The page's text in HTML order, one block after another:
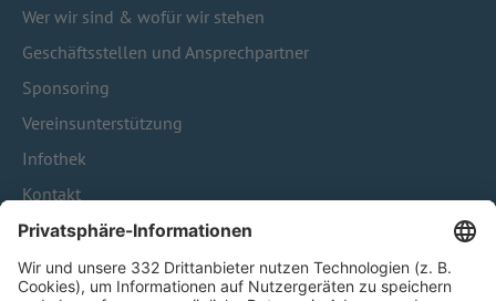
Wer wir sind & wofür wir stehen
Geschäftsstellen und Ansprechpartner
Sponsoring
Vereinsunterstützung
Infothek
Kontakt
HÄUFIG BESUCHTE SEITEN